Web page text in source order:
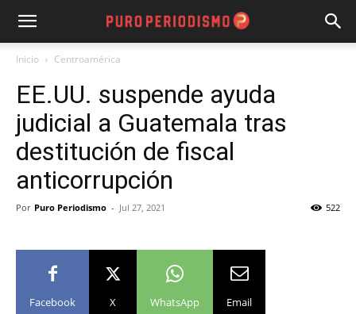
Inicio Centroamérica
EE.UU. suspende ayuda
judicial a Guatemala tras
destitución de fiscal
anticorrupción
Por Puro Periodismo - Jul 27, 2021 522
Facebook X WhatsApp Email